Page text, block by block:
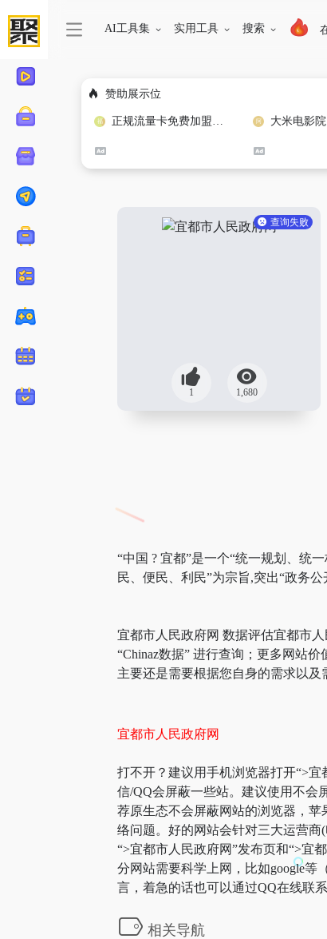
AI工具集 实用工具 搜索
赞助展示位
正规流量卡免费加盟合作 大米电影院
查询失败
1 1,680
“中国 ? 宜都”是一个“统一规划、统
民、便民、利民”为宗旨,突出“政务
宜都市人民政府网 数据评估宜都市
“Chinaz数据” 进行查询；更多网站
主要还是需要根据您自身的需求以
宜都市人民政府网
打不开？建议用手机浏览器打开“>
信/QQ会屏蔽一些站。建议使用不会
荐原生态不会屏蔽网站的浏览器，
络问题。好的网站会针对三大运营商
“>宜都市人民政府网”发布页和“>宜
分网站需要科学上网，比如google等
言，着急的话也可以通过QQ在线联系
相关导航